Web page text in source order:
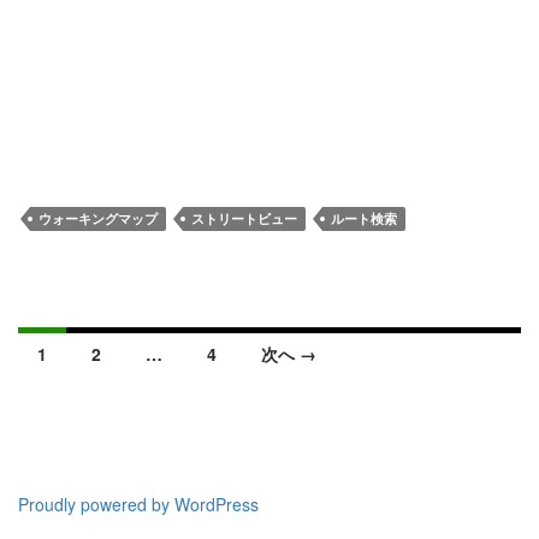
ウォーキングマップ ストリートビュー ルート検索
投
ー
1 2 … 4 次へ →
Proudly powered by WordPress